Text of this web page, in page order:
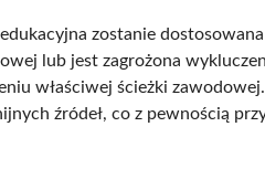
zostanie
lub jest zagrożona
właściwej ścieżki
źródeł, co z pewnością